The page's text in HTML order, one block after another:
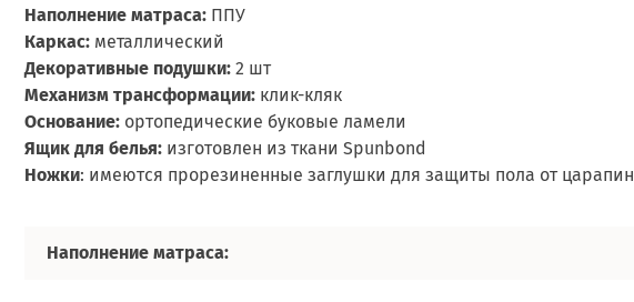
Наполнение матраса: ППУ
Каркас: металлический
Декоративные подушки: 2 шт
Механизм трансформации: клик-кляк
Основание: ортопедические буковые ламели
Ящик для белья: изготовлен из ткани Spunbond
Ножки: имеются прорезиненные заглушки для защиты пола от царапин
Наполнение матраса: